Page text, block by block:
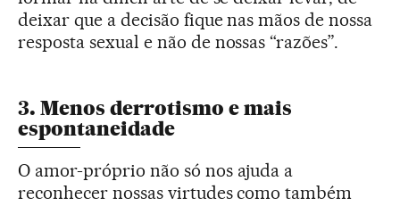
deixar que a decisão fique nas mãos de nossa
resposta sexual e não de nossas “razões”.
3. Menos derrotismo e mais
espontaneidade
O amor-próprio não só nos ajuda a
reconhecer nossas virtudes como também